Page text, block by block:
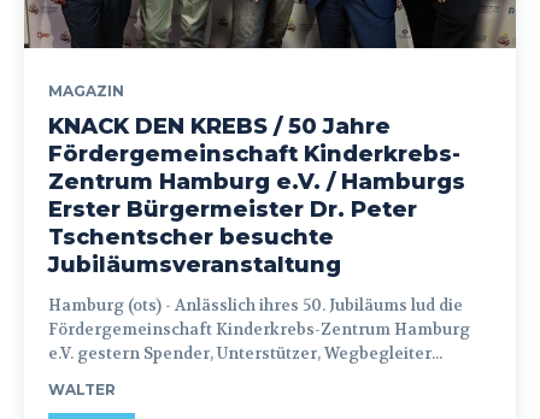
MAGAZIN
KNACK DEN KREBS / 50 Jahre
Fördergemeinschaft Kinderkrebs-
Zentrum Hamburg e.V. / Hamburgs
Erster Bürgermeister Dr. Peter
Tschentscher besuchte
Jubiläumsveranstaltung
Hamburg (ots) - Anlässlich ihres 50. Jubiläums lud die
Fördergemeinschaft Kinderkrebs-Zentrum Hamburg
e.V. gestern Spender, Unterstützer, Wegbegleiter...
WALTER